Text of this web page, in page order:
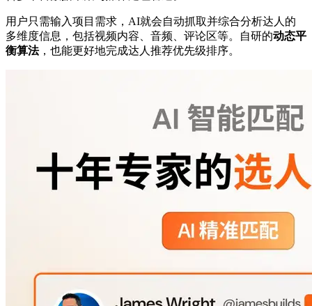
用户只需输入项目需求，AI就会自动抓取并综合分析达人的
多维度信息，包括视频内容、音频、评论区等。自研的动态平
衡算法，也能更好地完成达人推荐优先级排序。